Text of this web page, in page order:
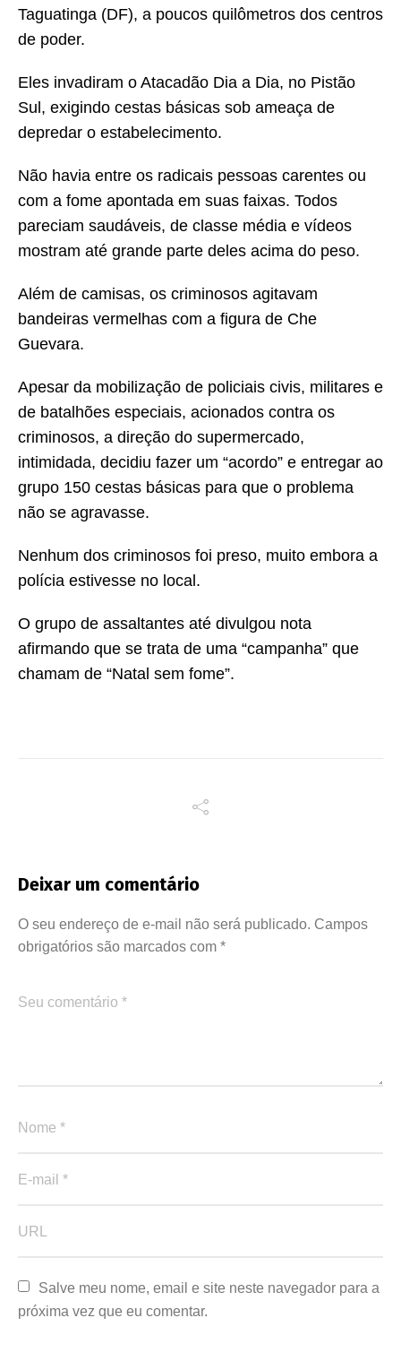
Taguatinga (DF), a poucos quilômetros dos centros
de poder.
Eles invadiram o Atacadão Dia a Dia, no Pistão
Sul, exigindo cestas básicas sob ameaça de
depredar o estabelecimento.
Não havia entre os radicais pessoas carentes ou
com a fome apontada em suas faixas. Todos
pareciam saudáveis, de classe média e vídeos
mostram até grande parte deles acima do peso.
Além de camisas, os criminosos agitavam
bandeiras vermelhas com a figura de Che
Guevara.
Apesar da mobilização de policiais civis, militares e
de batalhões especiais, acionados contra os
criminosos, a direção do supermercado,
intimidada, decidiu fazer um “acordo” e entregar ao
grupo 150 cestas básicas para que o problema
não se agravasse.
Nenhum dos criminosos foi preso, muito embora a
polícia estivesse no local.
O grupo de assaltantes até divulgou nota
afirmando que se trata de uma “campanha” que
chamam de “Natal sem fome”.
Deixar um comentário
O seu endereço de e-mail não será publicado. Campos
obrigatórios são marcados com *
Salve meu nome, email e site neste navegador para a
próxima vez que eu comentar.